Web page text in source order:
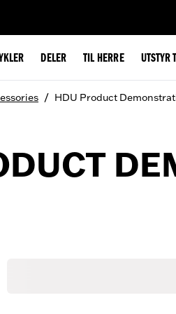
DELER TIL HERRE UTSTYR
/ HDU Product